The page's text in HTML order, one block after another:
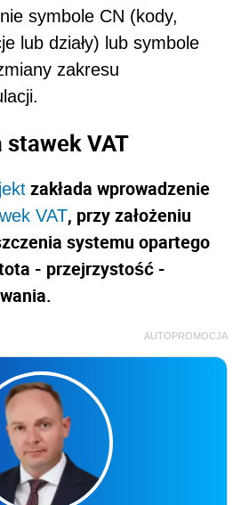
symbole CN (kody,
lub działy) lub symbole
zakresu
VAT
zakłada wprowadzenie
VAT, przy założeniu
systemu opartego
- przejrzystość -
AUTOPROMOCJA